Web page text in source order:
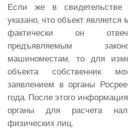
Если же в свидетельстве
указано, что объект
фактически он
предъявляемым
машиноместам, то для
объекта собственник
заявлением в органы
года. После этого
органы для расчета
физических лиц.